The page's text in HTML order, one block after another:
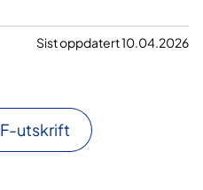
Sist oppdatert 10.04.2026
utskrift